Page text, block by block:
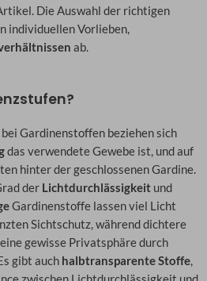
Die Auswahl der richtigen
individuellen Vorlieben,
ab.
bei Gardinenstoffen beziehen sich
das verwendete Gewebe ist, und auf
hinter der geschlossenen Gardine.
der Lichtdurchlässigkeit und
Gardinenstoffe lassen viel Licht
Sichtschutz, während dichtere
gewisse Privatsphäre durch
gibt auch halbtransparente Stoffe,